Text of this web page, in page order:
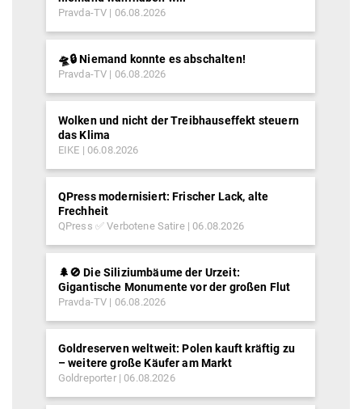
Pravda-TV 06.08.2026
🛸🔒 Niemand konnte es abschalten!
Pravda-TV 06.08.2026
Wolken und nicht der Treibhauseffekt steuern
das Klima
EIKE 06.08.2026
QPress modernisiert: Frischer Lack, alte
Frechheit
QPress ✅ Verbotene Satire 06.08.2026
🌲🚫 Die Siliziumbäume der Urzeit:
Gigantische Monumente vor der großen Flut
Pravda-TV 06.08.2026
Goldreserven weltweit: Polen kauft kräftig zu
– weitere große Käufer am Markt
Goldreporter 06.08.2026